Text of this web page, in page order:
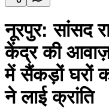
नूरपुर: सांसद
केंद्र की
में सैंकड़ों घरों
ने लाई क्रांति